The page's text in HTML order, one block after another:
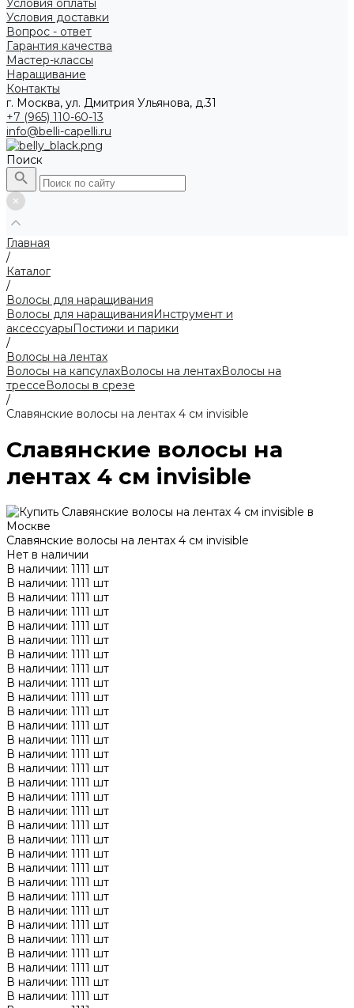
Условия оплаты
Условия доставки
Вопрос - ответ
Гарантия качества
Мастер-классы
Наращивание
Контакты
г. Москва, ул. Дмитрия Ульянова, д.31
+7 (965) 110-60-13
info@belli-capelli.ru
Поиск
Главная
/
Каталог
/
Волосы для наращивания
Волосы для наращиванияИнструмент и
аксессуарыПостижи и парики
/
Волосы на лентах
Волосы на капсулахВолосы на лентахВолосы на
трессеВолосы в срезе
/
Славянские волосы на лентах 4 см invisible
Славянские волосы на
лентах 4 см invisible
Славянские волосы на лентах 4 см invisible
Нет в наличии
В наличии: 1111 шт
В наличии: 1111 шт
В наличии: 1111 шт
В наличии: 1111 шт
В наличии: 1111 шт
В наличии: 1111 шт
В наличии: 1111 шт
В наличии: 1111 шт
В наличии: 1111 шт
В наличии: 1111 шт
В наличии: 1111 шт
В наличии: 1111 шт
В наличии: 1111 шт
В наличии: 1111 шт
В наличии: 1111 шт
В наличии: 1111 шт
В наличии: 1111 шт
В наличии: 1111 шт
В наличии: 1111 шт
В наличии: 1111 шт
В наличии: 1111 шт
В наличии: 1111 шт
В наличии: 1111 шт
В наличии: 1111 шт
В наличии: 1111 шт
В наличии: 1111 шт
В наличии: 1111 шт
В наличии: 1111 шт
В наличии: 1111 шт
В наличии: 1111 шт
В наличии: 1111 шт